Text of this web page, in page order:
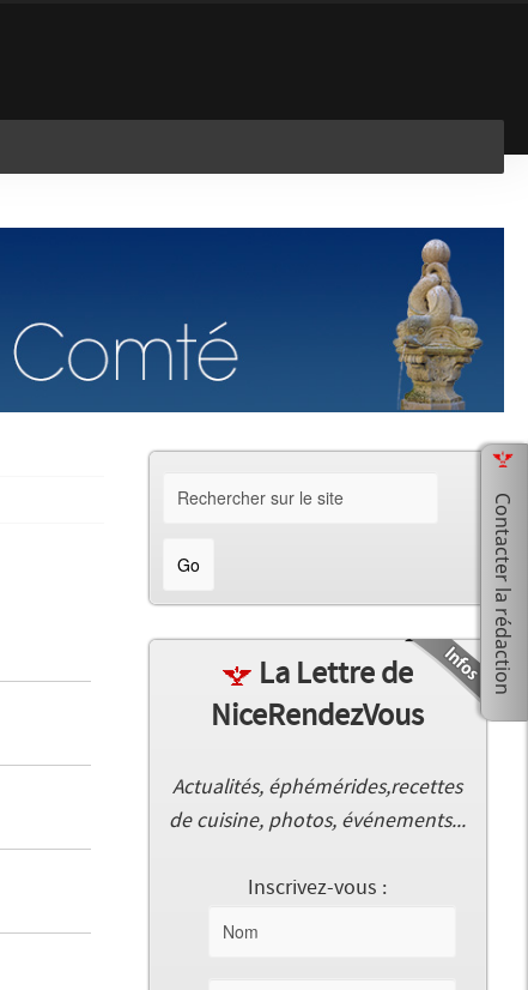
La Lettre de
NiceRendezVous
Actualités, éphémérides,recettes
de cuisine, photos, événements...
Inscrivez-vous :